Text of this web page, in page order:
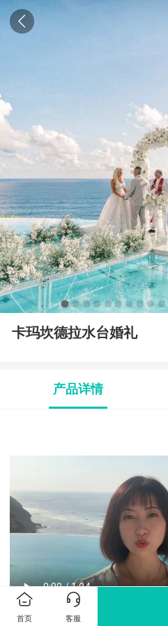
卡玛坎德拉水台婚礼
产品详情
首页 客服